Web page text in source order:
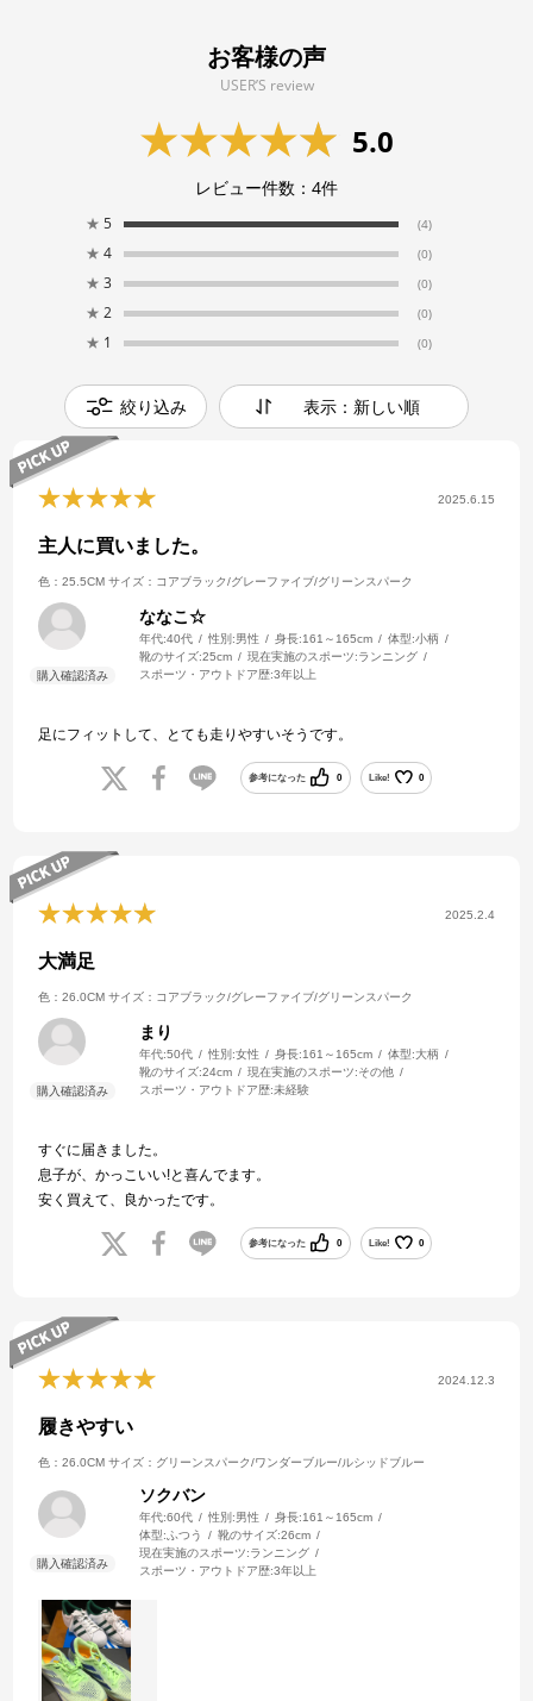
お客様の声
USER’S review
5.0
レビュー件数： 4件
★ 5 (4)
★ 4 (0)
★ 3 (0)
★ 2 (0)
★ 1 (0)
絞り込み 表示：新しい順
2025.6.15
主人に買いました。
色：25.5CM サイズ：コアブラック/グレーファイブ/グリーンスパーク
ななこ☆
年代:40代 性別:男性 身長:161～165cm 体型:小柄
靴のサイズ:25cm 現在実施のスポーツ:ランニング
スポーツ・アウトドア歴:3年以上
足にフィットして、とても走りやすいそうです。
参考になった 0 Like! 0
2025.2.4
大満足
色：26.0CM サイズ：コアブラック/グレーファイブ/グリーンスパーク
まり
年代:50代 性別:女性 身長:161～165cm 体型:大柄
靴のサイズ:24cm 現在実施のスポーツ:その他
スポーツ・アウトドア歴:未経験
すぐに届きました。
息子が、かっこいい!と喜んでます。
安く買えて、良かったです。
参考になった 0 Like! 0
2024.12.3
履きやすい
色：26.0CM サイズ：グリーンスパーク/ワンダーブルー/ルシッドブルー
ソクバン
年代:60代 性別:男性 身長:161～165cm
体型: ふつう 靴のサイズ:26cm
現在実施のスポーツ:ランニング
スポーツ・アウトドア歴:3年以上